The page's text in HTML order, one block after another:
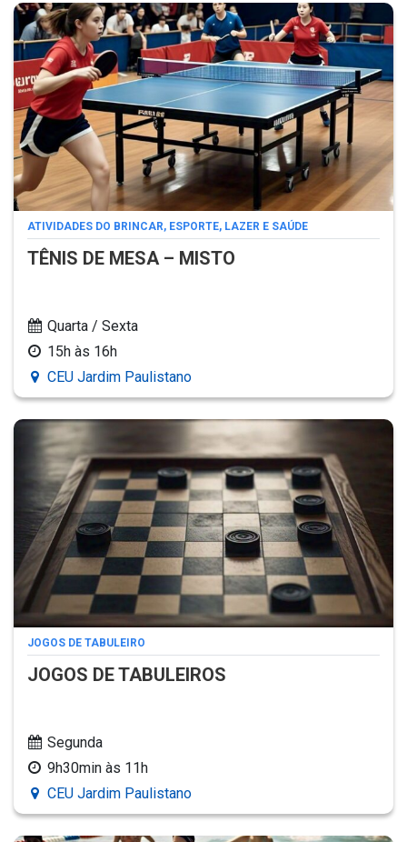
ATIVIDADES DO BRINCAR, ESPORTE, LAZER E SAÚDE
TÊNIS DE MESA – MISTO
Quarta / Sexta
15h às 16h
CEU Jardim Paulistano
JOGOS DE TABULEIRO
JOGOS DE TABULEIROS
Segunda
9h30min às 11h
CEU Jardim Paulistano